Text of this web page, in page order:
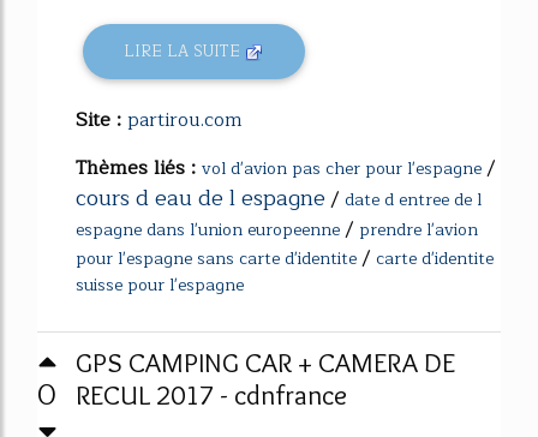
LIRE LA SUITE
Site :partirou.com
Thèmes liés : vol d'avion pas cher pour l'espagne/
cours d eau de l espagne/ date d entree de l
espagne dans l'union europeenne/ prendre l'avion
pour l'espagne sans carte d'identite/ carte d'identite
suisse pour l'espagne
0
GPS CAMPING CAR + CAMERA DE
RECUL 2017 - cdnfrance